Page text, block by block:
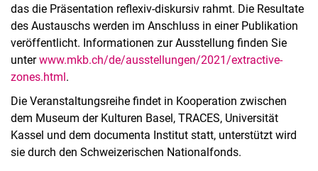
das die Präsentation reflexiv-diskursiv rahmt. Die Resultate
des Austauschs werden im Anschluss in einer Publikation
veröffentlicht. Informationen zur Ausstellung finden Sie
unterwww.mkb.ch/de/ausstellungen/2021/extractive-
zones.html.
Die Veranstaltungsreihe findet in Kooperation zwischen
dem Museum der Kulturen Basel, TRACES, Universität
Kassel und dem documenta Institut statt, unterstützt wird
sie durch den Schweizerischen Nationalfonds.